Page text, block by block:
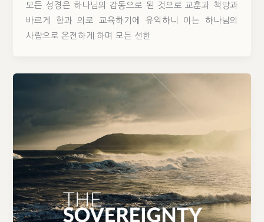
모든 성경은 하나님의 감동으로 된 것으로 교훈과 책망과
바르게 함과 의로 교육하기에 유익하니 이는 하나님의
사람으로 온전하게 하며 모든 선한